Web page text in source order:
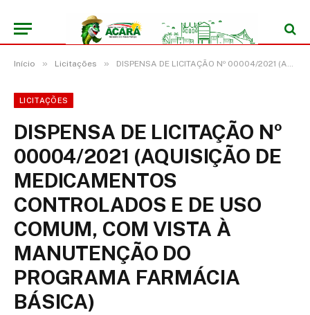
Início » Licitações » DISPENSA DE LICITAÇÃO Nº 00004/2021 (AQUISIÇÃO DE MEDICAMENTOS CONTROLADOS E DE USO COMUM, COM VISTA À MANUTENÇÃO DO PROGRAMA FARMÁCIA BÁSICA)
LICITAÇÕES
DISPENSA DE LICITAÇÃO Nº
00004/2021 (AQUISIÇÃO DE
MEDICAMENTOS
CONTROLADOS E DE USO
COMUM, COM VISTA À
MANUTENÇÃO DO
PROGRAMA FARMÁCIA
BÁSICA)